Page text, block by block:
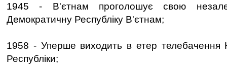
1945 - В'єтнам проголошує свою
Демократичну Республіку В'єтнам;
1958 - Уперше виходить в етер телебачення
Республіки;